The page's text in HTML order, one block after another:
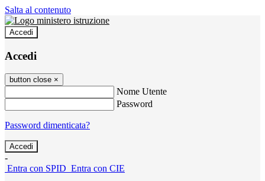
Salta al contenuto
Accedi
Accedi
button close ×
Nome Utente
Password
Password dimenticata?
-
Entra con SPID Entra con CIE